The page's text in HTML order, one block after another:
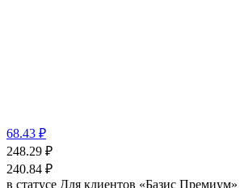
68.43 ₽
248.29 ₽
240.84 ₽
в статусе Для клиентов «Базис Премиум»